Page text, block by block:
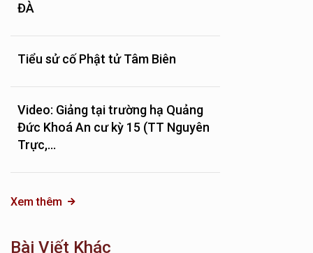
ĐÀ
Tiểu sử cố Phật tử Tâm Biên
Video: Giảng tại trường hạ Quảng
Đức Khoá An cư kỳ 15 (TT Nguyên
Trực,...
Xem thêm
Bài Viết Khác